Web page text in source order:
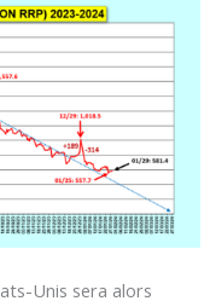
Unis sera alors